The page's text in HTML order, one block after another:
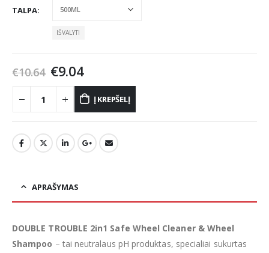
TALPA
IŠVALYTI
€10.64 Original
price
was:
€10.64.
€9.04Current
price
is:
€9.04.
Į KREPŠELĮ
APRAŠYMAS
DOUBLE TROUBLE 2in1 Safe Wheel Cleaner & Wheel
Shampoo – tai neutralaus pH produktas, specialiai sukurtas